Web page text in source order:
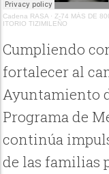
Cadena RASA · Z-74 MÁS DE
ITORIO TIZIMILEÑO
Cumpliendo
fortalecer al
Ayuntamiento
Programa de
continúa
de las familias